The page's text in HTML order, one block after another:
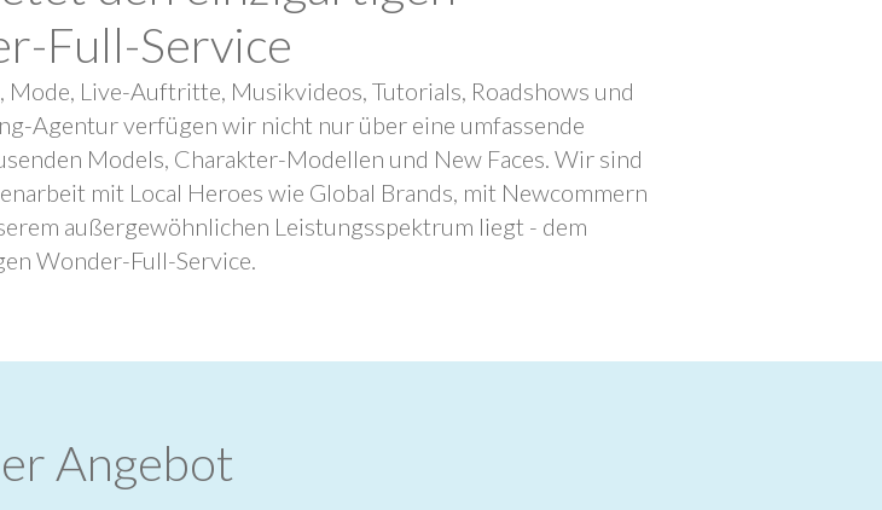
Full-Service
Live-Auftritte, Musikvideos, Tutorials, Roadshows und
Agentur verfügen wir nicht nur über eine umfassende
Models, Charakter-Modellen und New Faces. Wir sind
mit Local Heroes wie Global Brands, mit Newcommern
außergewöhnlichen Leistungsspektrum liegt - dem
Wonder-Full-Service.
Angebot